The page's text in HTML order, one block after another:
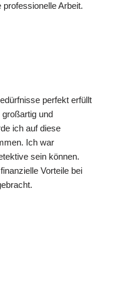
Arbeit.
perfekt erfüllt
und
ich auf diese
Ich war
sein können.
Vorteile bei